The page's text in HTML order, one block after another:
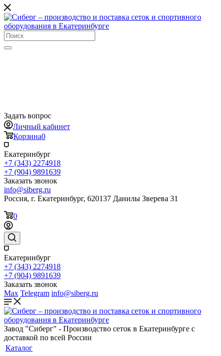
Задать вопрос
Личный кабинет
Корзина0
Екатеринбург
+7 (343) 2274918
+7 (904) 9891639
Заказать звонок
info@siberg.ru
Россия, г. Екатеринбург, 620137 Данилы Зверева 31
0
Екатеринбург
+7 (343) 2274918
+7 (904) 9891639
Заказать звонок
Max Telegram info@siberg.ru
Завод "Сиберг" - Производство сеток в Екатеринбурге с
доставкой по всей России
Каталог